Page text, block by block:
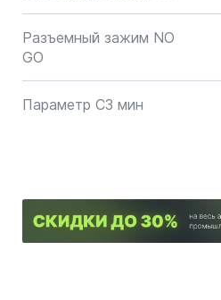
Разъемный зажим NO
GO
Параметр C3 мин